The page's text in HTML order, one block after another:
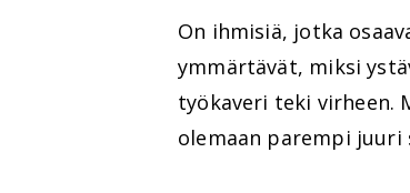
On ihmisiä, jotka
ymmärtävät, miksi
työkaveri teki virheen.
olemaan parempi juuri